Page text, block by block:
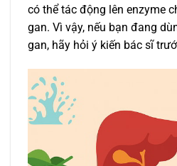
có thể tác động lên enzyme
gan. Vì vậy, nếu bạn đang
gan, hãy hỏi ý kiến bác sĩ